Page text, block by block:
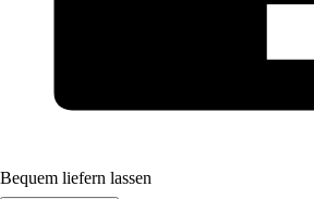
Bequem liefern lassen